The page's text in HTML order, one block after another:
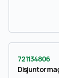
721134806
Disjuntor